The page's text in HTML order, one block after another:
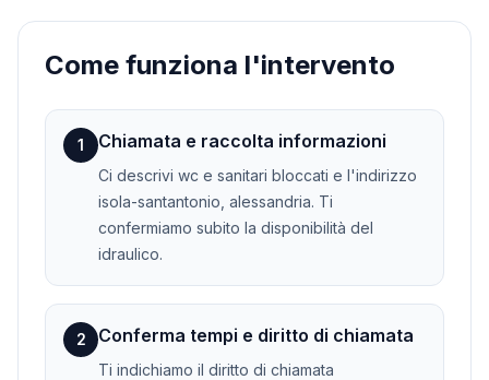
Come funziona l'intervento
1 Chiamata e raccolta informazioni
Ci descrivi wc e sanitari bloccati e l'indirizzo
isola-santantonio, alessandria. Ti
confermiamo subito la disponibilità del
idraulico.
2 Conferma tempi e diritto di chiamata
Ti indichiamo il diritto di chiamata